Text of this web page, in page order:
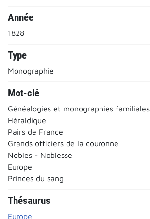
Année
1828
Type
Monographie
Mot-clé
Généalogies et monographies familiales
Héraldique
Pairs de France
Grands officiers de la couronne
Nobles - Noblesse
Europe
Princes du sang
Thésaurus
Europe